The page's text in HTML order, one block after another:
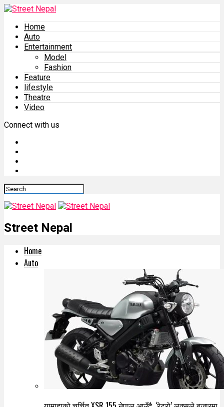
Home
Auto
Entertainment
Model
Fashion
Feature
lifestyle
Theatre
Video
Connect with us
Street Nepal
Home
Auto